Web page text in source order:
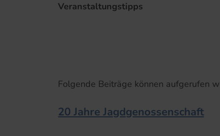
Veranstaltungstipps
Folgende Beiträge können aufgerufen
20 Jahre Jagdgenossenschaft